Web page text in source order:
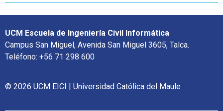
UCM Escuela de Ingeniería Civil Informática
Campus San Miguel, Avenida San Miguel 3605, Talca.
Teléfono: +56 71 298 600
© 2026 UCM EICI | Universidad Católica del Maule